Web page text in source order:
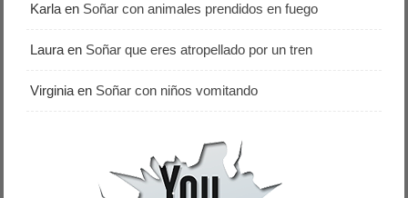
Karla en Soñar con animales prendidos en fuego
Laura en Soñar que eres atropellado por un tren
Virginia en Soñar con niños vomitando